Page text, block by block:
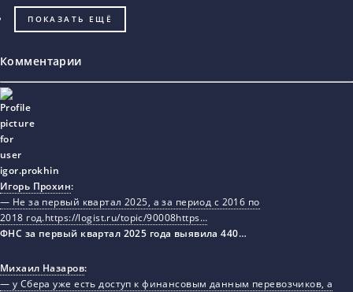
ПОКАЗАТЬ ЕЩЁ
Комментарии
Игорь Прохин:
— Не за первый квартал 2025, а за период с 2016 по
2018 год.https://logist.ru/topic/90008https…
ФНС за первый квартал 2025 года выявила 440…
Михаил Назаров:
— у Сбера уже есть доступ к финансовым данным перевозчиков, а